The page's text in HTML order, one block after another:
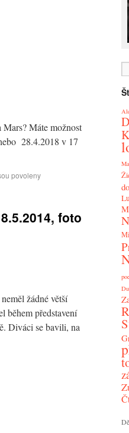
Máte možnost
28.4.2018 v 17
povoleny
foto
žádné větší
během představení
Diváci se bavili, na